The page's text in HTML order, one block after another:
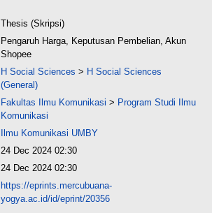
Thesis (Skripsi)
Pengaruh Harga, Keputusan Pembelian, Akun
Shopee
H Social Sciences > H Social Sciences
(General)
Fakultas Ilmu Komunikasi > Program Studi Ilmu
Komunikasi
Ilmu Komunikasi UMBY
24 Dec 2024 02:30
24 Dec 2024 02:30
https://eprints.mercubuana-
yogya.ac.id/id/eprint/20356